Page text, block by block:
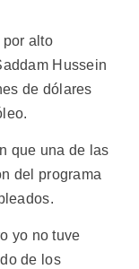
por alto
Hussein
de dólares
que una de las
del programa
yo no tuve
de los